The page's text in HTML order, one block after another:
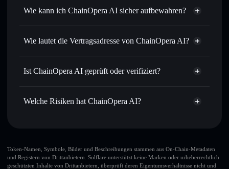
Zielkurs für COAI✨
Durchschnittskosteneffekt nutzen– Schritt für Schritt
– übertrage COAI✨, ohne Wallets öffentlich
zu verknüpfen, mithilfe des in Solflare integrierten Privacy
Marktkapitalisierung und Liquidität von COAI✨
Sicher verwahren – halte COAI✨ in einer nicht
Wie kann ich ChainOpera AI sicher aufbewahren?
ChainOpera AI
Wie lautet die Vertragsadresse von ChainOpera AI?
ChainOpera AI
DZjSUoT3BLyVyL4aBsH5Emx79DF3wCLdydn4UJX1uAVy
Solflare-Wallet
Ist ChainOpera AI geprüft oder verifiziert?
ChainOpera AI
derzeit nicht
Welche Risiken hat ChainOpera AI?
ChainOpera AI veränderbar
Token-Namen, Symbole, Bilder und Beschreibungen stammen aus On-Chain-Metadaten
und Registern von Drittanbietern. Solflare unterstützt keine Marken oder urheberrechtlich
geschützten Inhalte von Drittanbietern, überprüft deren Eigentumsverhältnisse nicht und